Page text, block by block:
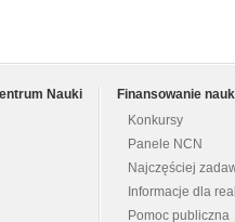
Nauki
Finansowanie
Konkursy
Panele NCN
Najczęściej
Informacje dla
Pomoc publiczna